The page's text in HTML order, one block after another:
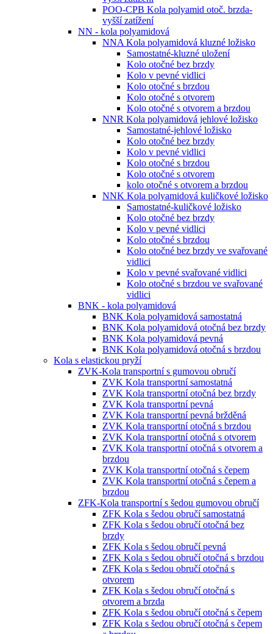
POO-CPB Kola polyamid otoč. brzda-
vyšší zatížení
NN - kola polyamidová
NNA Kola polyamidová kluzné ložisko
Samostatné-kluzné uložení
Kolo otočné bez brzdy
Kolo v pevné vidlici
Kolo otočné s brzdou
Kolo otočné s otvorem
Kolo otočné s otvorem a brzdou
NNR Kola polyamidová jehlové ložisko
Samostatné-jehlové ložisko
Kolo otočné bez brzdy
Kolo v pevné vidlici
Kolo otočné s brzdou
Kolo otočné s otvorem
kolo otočné s otvorem a brzdou
NNK Kola polyamidová kuličkové ložisko
Samostatné-kuličkové ložisko
Kolo otočné bez brzdy
Kolo v pevné vidlici
Kolo otočné s brzdou
Kolo otočné bez brzdy ve svařované
vidlici
Kolo v pevné svařované vidlici
Kolo otočné s brzdou ve svařované
vidlici
BNK - kola polyamidová
BNK Kola polyamidová samostatná
BNK Kola polyamidová otočná bez brzdy
BNK Kola polyamidová pevná
BNK Kola polyamidová otočná s brzdou
Kola s elastickou pryží
ZVK-Kola transportní s gumovou obručí
ZVK Kola transportní samostatná
ZVK Kola transportní otočná bez brzdy
ZVK Kola transportní pevná
ZVK Kola transportní pevná bržděná
ZVK Kola transportní otočná s brzdou
ZVK Kola transportní otočná s otvorem
ZVK Kola transportní otočná s otvorem a
brzdou
ZVK Kola transportní otočná s čepem
ZVK Kola transportní otočná s čepem a
brzdou
ZFK-Kola transportní s šedou gumovou obručí
ZFK Kola s šedou obručí samostatná
ZFK Kola s šedou obručí otočná bez
brzdy
ZFK Kola s šedou obručí pevná
ZFK Kola s šedou obručí otočná s brzdou
ZFK Kola s šedou obručí otočná s
otvorem
ZFK Kola s šedou obručí otočná s
otvorem a brzda
ZFK Kola s šedou obručí otočná s čepem
ZFK Kola s šedou obručí otočná s čepem